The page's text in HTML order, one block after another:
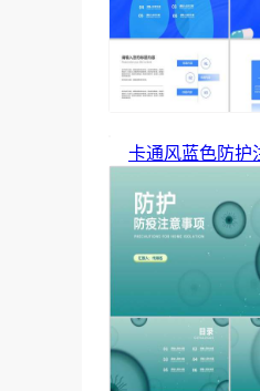
卡通风蓝色防护